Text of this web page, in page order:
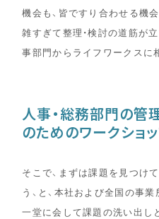
機会も、皆ですり合わせる機
雑すぎて整理・検討の道筋が
事部門からライフワークスに
人事・総務部門の管
のためのワークショ
そこで、まずは課題を見つけ
う、と、本社および全国の事
一堂に会して課題の洗い出し